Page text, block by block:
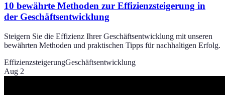
10 bewährte Methoden zur Effizienzsteigerung in
der Geschäftsentwicklung
Steigern Sie die Effizienz Ihrer Geschäftsentwicklung mit unseren
bewährten Methoden und praktischen Tipps für nachhaltigen Erfolg.
EffizienzsteigerungGeschäftsentwicklung
Aug 2